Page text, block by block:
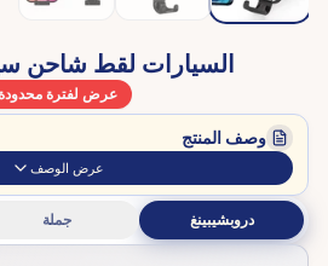
السيارات لقط شاحن
عرض لفترة
وصف المنتج
عرض الوصف
دروبشيبينغ جملة